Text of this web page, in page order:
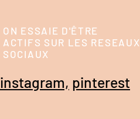
ON ESSAIE D'ÊTRE
ACTIFS SUR LES RESEAUX
SOCIAUX
instagram, pinterest